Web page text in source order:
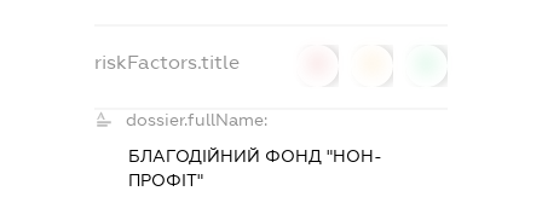
riskFactors.title
dossier.fullName:
БЛАГОДІЙНИЙ ФОНД "НОН-
ПРОФІТ"